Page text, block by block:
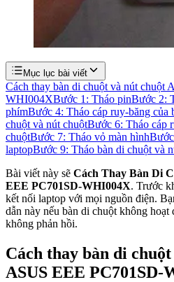
Mục lục bài viết
Cách thay bàn di chuột và nút chuột
WHI004XBước 1: Tháo pinBước 2:
phímBước 4: Tháo cáp ruy-băng của
chuột và nút chuộtBước 6: Tháo cáp
chuộtBước 7: Tháo vỏ màn hình
laptopBước 9: Tháo bàn di chuột và
Bài viết này sẽ Cách Thay Bàn Di
EEE PC701SD-WHI004X. Trước
kết nối laptop với mọi nguồn điện.
dẫn này nếu bàn di chuột không hoạt
không phản hồi.
Cách thay bàn di
ASUS EEE PC701SD-